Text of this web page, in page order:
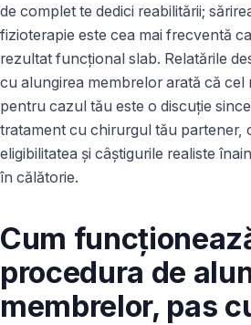
de complet te dedici reabilitării;
fizioterapie este cea mai frecventă
rezultat funcțional slab. Relatările
cu alungirea membrelor arată că cel
pentru cazul tău este o discuție
tratament cu chirurgul tău partener,
eligibilitatea și câștigurile realiste
în călătorie.
Cum
procedura de
membrelor, pas